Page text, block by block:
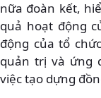
nữa đoàn kết,
quả hoạt động
động của tổ
quản trị và ứng
việc tạo dựng